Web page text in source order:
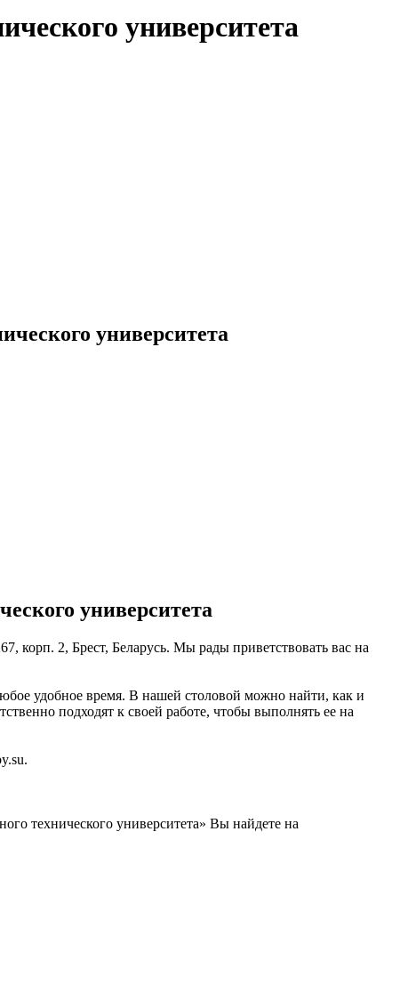
университета
университета
университета
корп. 2, Брест, Беларусь. Мы рады приветствовать вас на
удобное время. В нашей столовой можно найти, как и
подходят к своей работе, чтобы выполнять ее на
технического университета» Вы найдете на